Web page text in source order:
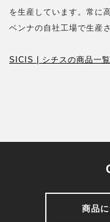
を生産しています。常に
ベンナの自社工場で生産
SICIS | シチスの商品一
商品